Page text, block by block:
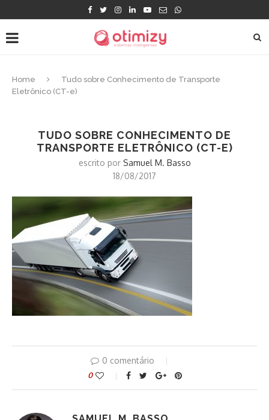
Home
Tudo sobre Conhecimento de Transporte
Eletrônico (CT-e)
TUDO SOBRE CONHECIMENTO DE
TRANSPORTE ELETRÔNICO (CT-E)
escrito por Samuel M. Basso
18/08/2017
0 comentário
0